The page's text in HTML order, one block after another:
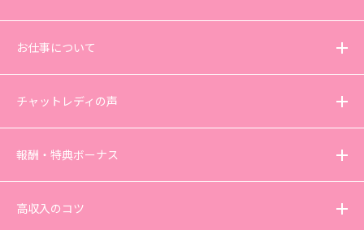
お仕事について
チャットレディの声
報酬・特典ボーナス
高収入のコツ